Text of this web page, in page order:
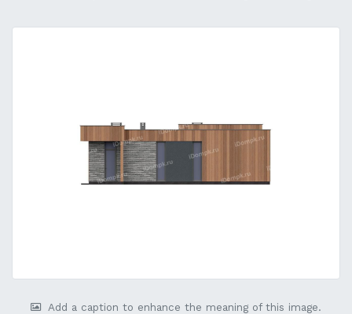
Add a caption to enhance the meaning of this image.